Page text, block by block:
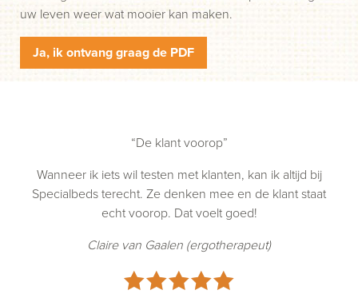
uw leven weer wat mooier kan maken.
Ja, ik ontvang graag de PDF
“De klant voorop”
Wanneer ik iets wil testen met klanten, kan ik altijd bij
Specialbeds terecht. Ze denken mee en de klant staat
echt voorop. Dat voelt goed!
Claire van Gaalen (ergotherapeut)